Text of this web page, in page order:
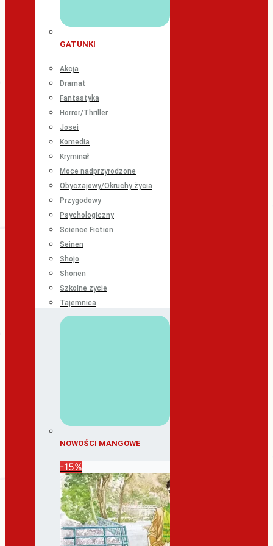
GATUNKI
Akcja
Dramat
Fantastyka
Horror/Thriller
Josei
Komedia
Kryminał
Moce nadprzyrodzone
Obyczajowy/Okruchy życia
Przygodowy
Psychologiczny
Science Fiction
Seinen
Shojo
Shonen
Szkolne życie
Tajemnica
NOWOŚCI MANGOWE
-15%